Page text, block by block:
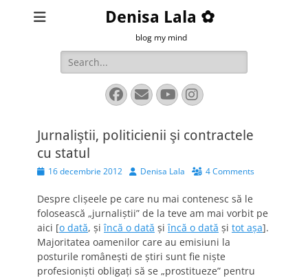
Denisa Lala ✿
blog my mind
Search
for:
Facebook
EmailYouTube
Instagram
Jurnaliştii, politicienii şi contractele
cu statul
Posted16 decembrie 2012 AuthorDenisa Lala 4 Comments
Despre clişeele pe care nu mai contenesc să le
folosească „jurnaliştii” de la teve am mai vorbit pe
aici [o dată, şiîncă o dată şiîncă o dată şi tot aşa].
Majoritatea oamenilor care au emisiuni la
posturile româneşti de ştiri sunt fie nişte
profesionişti obligaţi să se „prostitueze” pentru